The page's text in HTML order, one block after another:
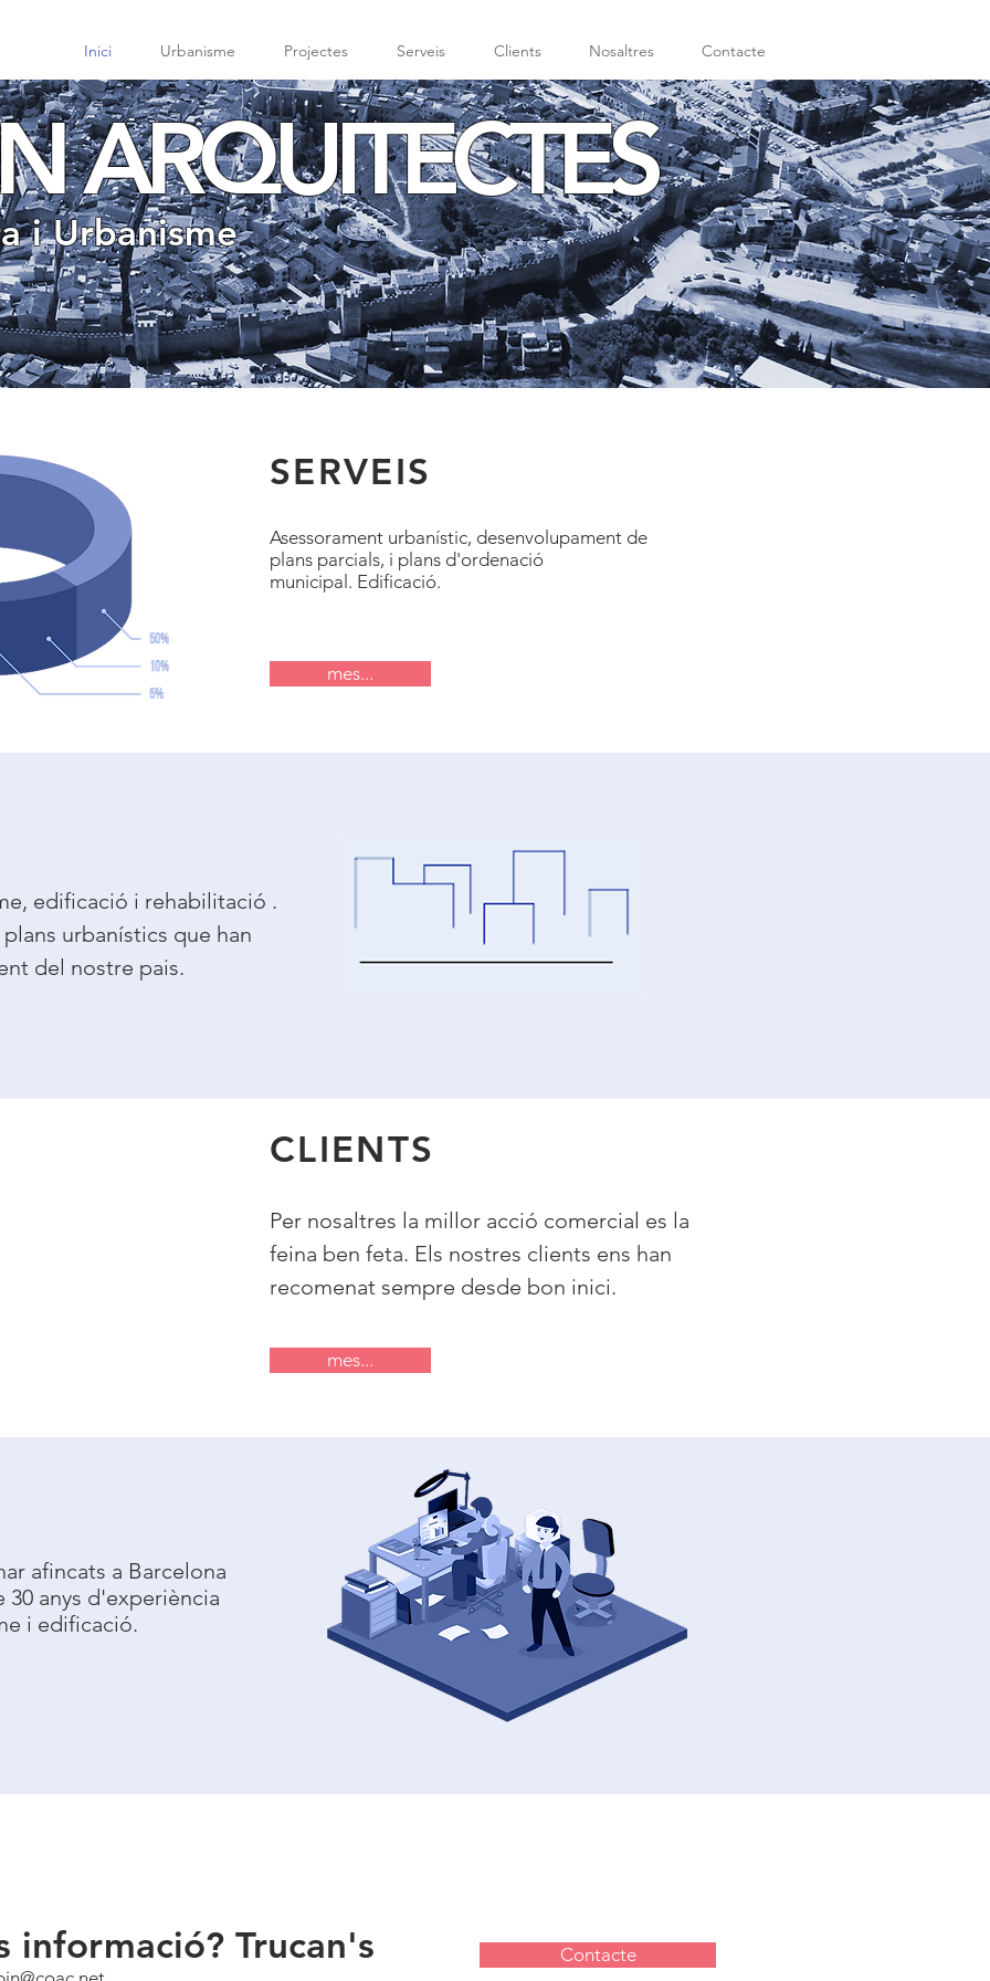
Inici Urbanisme Projectes Serveis Clients Nosaltres Contacte
SERVEIS
Asessorament urbanístic, desenvolupament de
plans parcials, i plans d'ordenació
municipal. Edificació.
mes...
ARQUITECTES
i Urbanisme
edificació i rehabilitació .
urbanístics que han
del nostre pais.
CLIENTS
Per nosaltres la millor acció comercial es la
feina ben feta. Els nostres clients ens han
recomenat sempre desde bon inici.
mes...
afincats a Barcelona
30 anys d'experiència
i edificació.
informació? Trucan's Contacte